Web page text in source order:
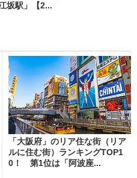
坂駅」【2...
「大阪府」のリア住な街（リア
ルに住む街）ランキングTOP1
0！ 第1位は「阿波座...